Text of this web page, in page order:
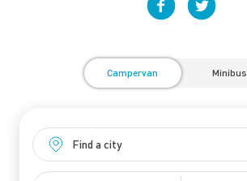
Campervan Minibus